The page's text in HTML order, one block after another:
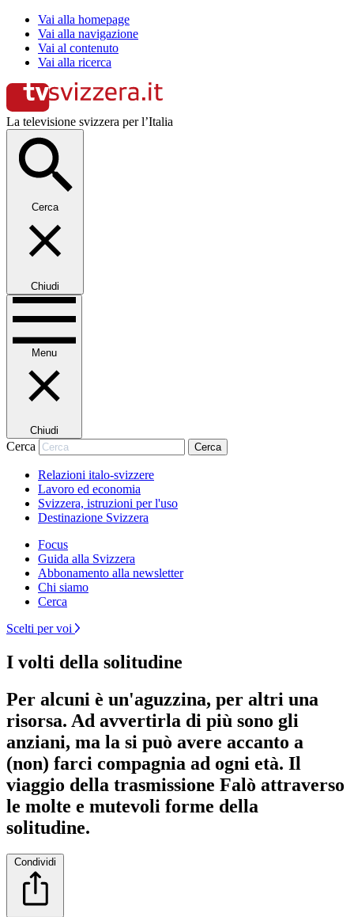
Vai alla homepage
Vai alla navigazione
Vai al contenuto
Vai alla ricerca
La televisione svizzera per l’Italia
Cerca
Chiudi
Menu
Chiudi
Cerca Cerca
Relazioni italo-svizzere
Lavoro ed economia
Svizzera, istruzioni per l'uso
Destinazione Svizzera
Focus
Guida alla Svizzera
Abbonamento alla newsletter
Chi siamo
Cerca
Scelti per voi
I volti della solitudine
Per alcuni è un'aguzzina, per altri una
risorsa. Ad avvertirla di più sono gli
anziani, ma la si può avere accanto a
(non) farci compagnia ad ogni età. Il
viaggio della trasmissione Falò attraverso
le molte e mutevoli forme della
solitudine.
Condividi